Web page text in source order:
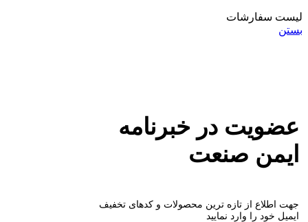
لیست سفارشات
بستن
عضویت در خبرنامه
ایمن صنعت
جهت اطلاع از تازه ترین محصولات و کدهای تخفیف
ایمیل خود را وارد نمایید